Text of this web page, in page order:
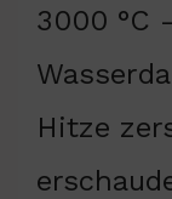
3000 °C
Hitze